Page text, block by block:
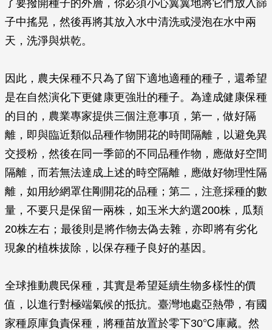
了要撥開種子的外層，你必須小心翼翼地將它們放入篩
子中搖晃，然後再將其放入水中清洗或浸泡在水中兩
天，洗淨與烘乾。
因此，農夫保種不只為了留下適地適種的種子，還希望
是在自然演化下更健康更強壯的種子。為達成健康保種
的目的，農業專家提供三個注意事項，第一，做好隔
離，即與臨近類似品種作物開花的時間隔離，以避免異
交授粉，然後在同一季節的不同品種作物，應做好空間
隔離，而若無法達成上述的時空隔離，應做好物理性隔
離，如用紗網罩住剛開花的品種；第二，注意採種的數
量，不要只是保留一兩株，如玉米大約選200株，瓜類
20株左右；最後則是將作物去偽去雜，亦即將有劣化
現象的植株拔除，以保存種子良好的基因。
全球推動農民保種，其實是希望延續生物多樣性的價
值，以進行對極端氣候的抵抗。臺灣地處亞熱帶，有國
家種原庫負責保種，將種苗放置於零下30℃庫藏。然